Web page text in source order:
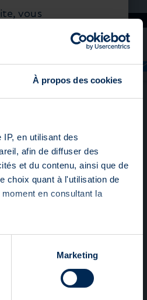
À propos des cookies
en utilisant des
afin de diffuser des
et du contenu, ainsi que de
choix quant à l'utilisation de
en consultant la
à plusieurs mètres près
Marketing
vous